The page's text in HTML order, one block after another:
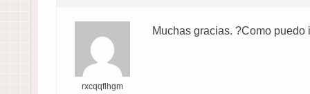
rxcqqflhgm
Muchas gracias. ?Como puedo